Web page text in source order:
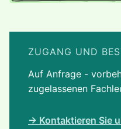
ZUGANG UND
Auf Anfrage -
zugelassenen
→ Kontaktieren Sie